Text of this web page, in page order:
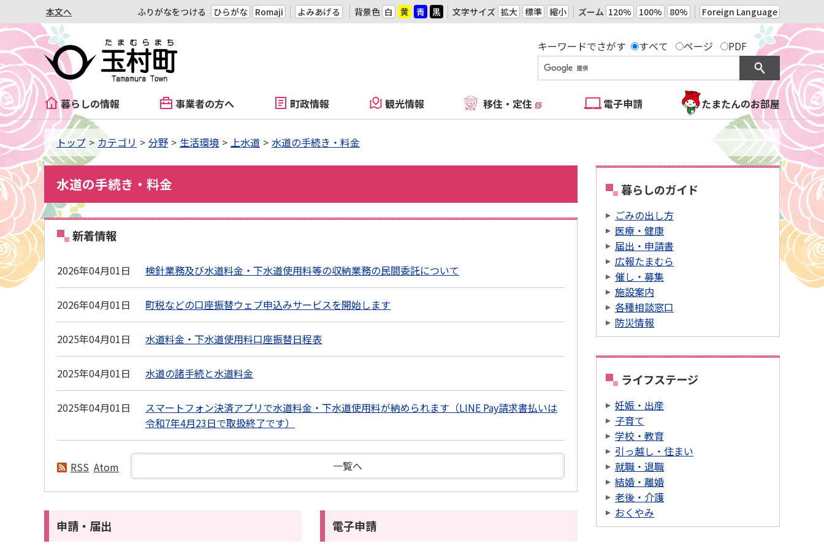
本文へ ふりがなをつける ひらがな Romaji よみあげる 背景色 白 黄 青 黒 文字サイズ 拡大 標準 縮小 ズーム 120% 100% 80% Foreign Language
キーワードでさがす すべて ページ PDF
暮らしの情報 事業者の方へ 町政情報 観光情報 移住・定住 電子申請 たまたんのお部屋
トップ カテゴリ 分野 生活環境 上水道 水道の手続き・料金
水道の手続き・料金
新着情報
2026年04月01日 検針業務及び水道料金・下水道使用料等の収納業務の民間委託について
2026年04月01日 町税などの口座振替ウェブ申込みサービスを開始します
2025年04月01日 水道料金・下水道使用料口座振替日程表
2025年04月01日 水道の諸手続と水道料金
2025年04月01日
スマートフォン決済アプリで水道料金・下水道使用料が納められます（LINE Pay請求書払いは
令和7年4月23日で取扱終了です）
一覧へ
RSS Atom
申請・届出 電子申請
暮らしのガイド
ごみの出し方
医療・健康
届出・申請書
広報たまむら
催し・募集
施設案内
各種相談窓口
防災情報
ライフステージ
妊娠・出産
子育て
学校・教育
引っ越し・住まい
就職・退職
結婚・離婚
老後・介護
おくやみ